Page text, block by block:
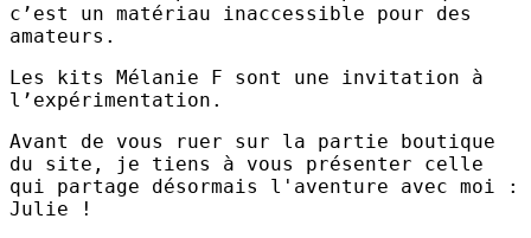
c’est un matériau inaccessible pour des
amateurs.
Les kits Mélanie F sont une invitation à
l’expérimentation.
Avant de vous ruer sur la partie boutique
du site, je tiens à vous présenter celle
qui partage désormais l'aventure avec moi :
Julie !